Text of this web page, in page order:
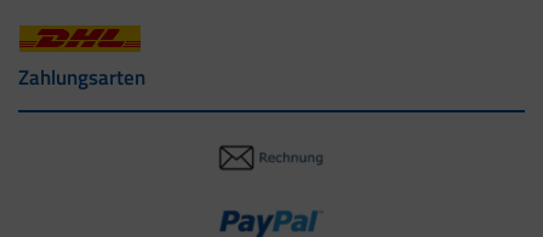
Zahlungsarten